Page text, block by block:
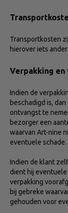
Transportkosten
hierover iets
Verpakking en
Indien de
beschadigd is,
ontvangst te
bezorger een
waarvan Art-nine
eventuele schade.
Indien de klant
dient hij
verpakking
bij gebreke
gehouden voor